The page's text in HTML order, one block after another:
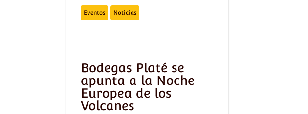
Eventos Noticias
Bodegas Platé se
apunta a la Noche
Europea de los
Volcanes